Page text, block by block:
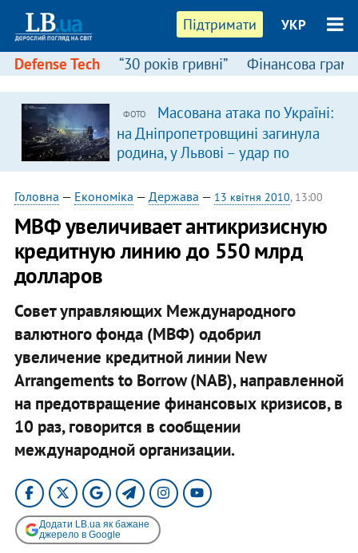
Підтримати УКР
Defense Tech “30 років гривні” Фінансова
ФОТО
Масована атака по Україні:
на Дніпропетровщині загинула
родина, у Львові – удар по
багатоповерхівках
(доповнюється)
Головна — Економіка — Держава — 13 квітня 2010, 13:00
МВФ увеличивает антикризисную
кредитную линию до 550 млрд
долларов
Совет управляющих Международного
валютного фонда (МВФ) одобрил
увеличение кредитной линии New
Arrangements to Borrow (NAB), направленной
на предотвращение финансовых кризисов, в
10 раз, говорится в сообщении
международной организации.
Додати LB.ua як бажане
джерело в Google